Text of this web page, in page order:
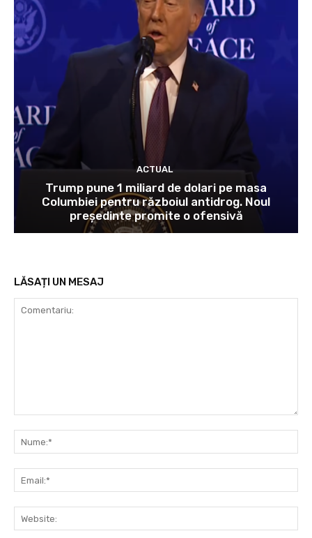
ACTUAL
Trump pune 1 miliard de dolari pe masa
Columbiei pentru războiul antidrog. Noul
președinte promite o ofensivă
LĂSAȚI UN MESAJ